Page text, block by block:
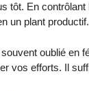
tôt. En
un plant productif.
oublié en
vos efforts. Il